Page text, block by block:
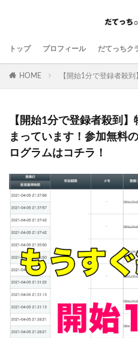
トップ プロフィール だてっちク
HOME 【開始1分で登録者殺
【開始1分で登録者殺到
まっています！参加無料
ログラムはコチラ！